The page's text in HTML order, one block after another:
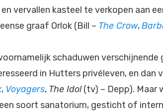
en vervallen kasteel te verkopen aan
graaf Orlok (Bill – The Crow,
schaduwen
in Hutters privéleven, en dan
, Voyagers, The Idol(tv) – Depp). Maar
soort sanatorium, gesticht of